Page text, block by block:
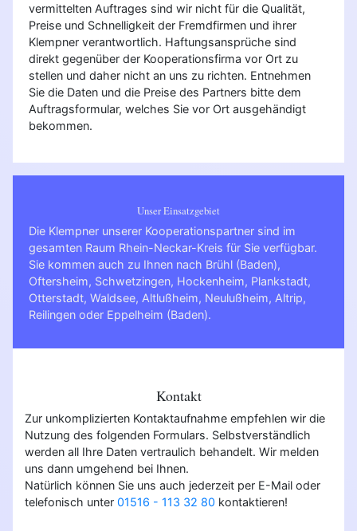
vermittelten Auftrages sind wir nicht für die Qualität,
Preise und Schnelligkeit der Fremdfirmen und ihrer
Klempner verantwortlich. Haftungsansprüche sind
direkt gegenüber der Kooperationsfirma vor Ort zu
stellen und daher nicht an uns zu richten. Entnehmen
Sie die Daten und die Preise des Partners bitte dem
Auftragsformular, welches Sie vor Ort ausgehändigt
bekommen.
Unser Einsatzgebiet
Die Klempner unserer Kooperationspartner sind im
gesamten Raum Rhein-Neckar-Kreis für Sie verfügbar.
Sie kommen auch zu Ihnen nach Brühl (Baden),
Oftersheim, Schwetzingen, Hockenheim, Plankstadt,
Otterstadt, Waldsee, Altlußheim, Neulußheim, Altrip,
Reilingen oder Eppelheim (Baden).
Kontakt
Zur unkomplizierten Kontaktaufnahme empfehlen wir die
Nutzung des folgenden Formulars. Selbstverständlich
werden all Ihre Daten vertraulich behandelt. Wir melden
uns dann umgehend bei Ihnen.
Natürlich können Sie uns auch jederzeit per E-Mail oder
telefonisch unter 01516 - 113 32 80 kontaktieren!